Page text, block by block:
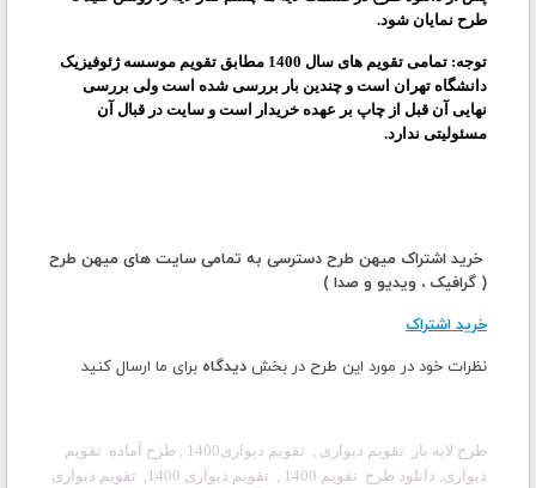
طرح نمایان شود.
توجه:
تمامی تقویم های سال 1400 مطابق تقویم موسسه ژئوفیزیک
دانشگاه تهران است و چندین بار بررسی شده است ولی بررسی
نهایی آن قبل از چاپ بر عهده خریدار است و سایت در قبال آن
مسئولیتی ندارد.
خرید اشتراک میهن طرح دسترسی به تمامی سایت های میهن طرح
( گرافیک ، ویدیو و صدا )
خرید اشتراک
نظرات خود در مورد این طرح در بخش دیدگاه برای ما ارسال کنید
طرح لایه باز تقویم دیواری , تقویم دیواری1400 , طرح آماده تقویم
دیواری, دانلود طرح تقویم 1400 , تقویم دیواری 1400, تقویم دیواری